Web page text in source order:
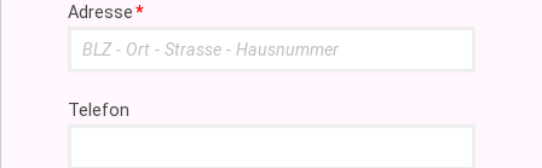
Pflichtfeld
Adresse*
Telefon